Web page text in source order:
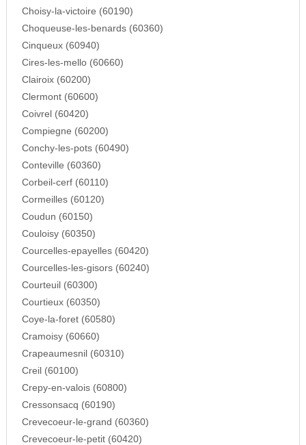
Choisy-la-victoire (60190)
Choqueuse-les-benards (60360)
Cinqueux (60940)
Cires-les-mello (60660)
Clairoix (60200)
Clermont (60600)
Coivrel (60420)
Compiegne (60200)
Conchy-les-pots (60490)
Conteville (60360)
Corbeil-cerf (60110)
Cormeilles (60120)
Coudun (60150)
Couloisy (60350)
Courcelles-epayelles (60420)
Courcelles-les-gisors (60240)
Courteuil (60300)
Courtieux (60350)
Coye-la-foret (60580)
Cramoisy (60660)
Crapeaumesnil (60310)
Creil (60100)
Crepy-en-valois (60800)
Cressonsacq (60190)
Crevecoeur-le-grand (60360)
Crevecoeur-le-petit (60420)